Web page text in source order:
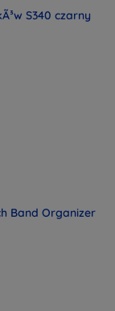
S340 czarny
Band Organizer